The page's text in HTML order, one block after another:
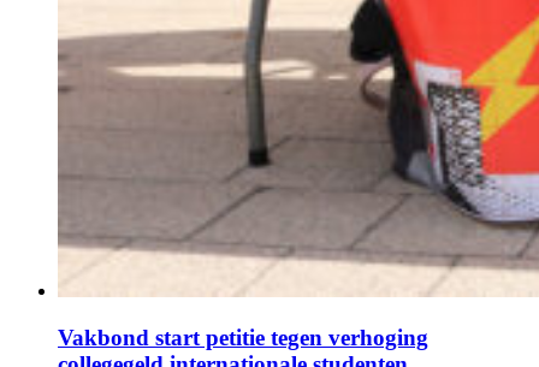
Vakbond start petitie tegen verhoging